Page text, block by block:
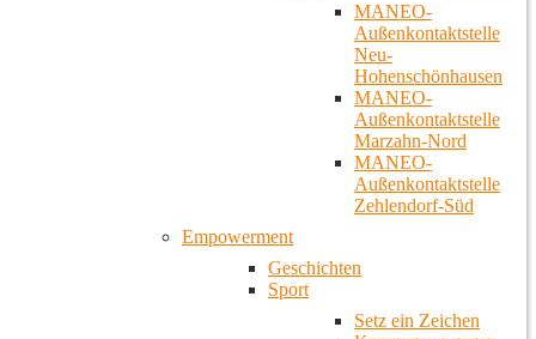
MANEO-
Außenkontaktstelle
Neu-
Hohenschönhausen
MANEO-
Außenkontaktstelle
Marzahn-Nord
MANEO-
Außenkontaktstelle
Zehlendorf-Süd
Empowerment
Geschichten
Sport
Setz ein Zeichen